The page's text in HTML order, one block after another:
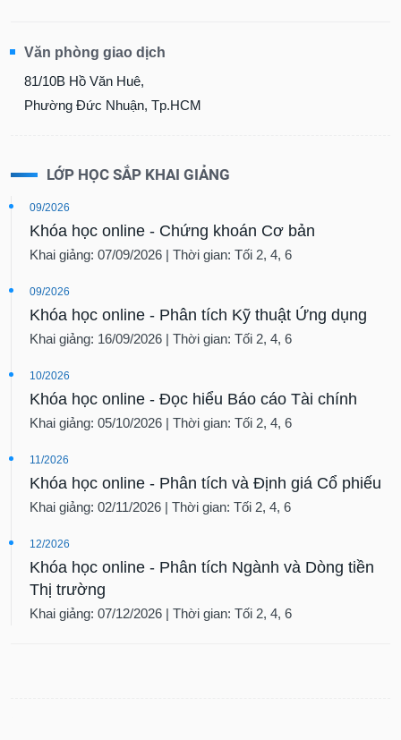
Văn phòng giao dịch
81/10B Hồ Văn Huê,
Phường Đức Nhuận, Tp.HCM
LỚP HỌC SẮP KHAI GIẢNG
09/2026
Khóa học online - Chứng khoán Cơ bản
Khai giảng: 07/09/2026 | Thời gian: Tối 2, 4, 6
09/2026
Khóa học online - Phân tích Kỹ thuật Ứng dụng
Khai giảng: 16/09/2026 | Thời gian: Tối 2, 4, 6
10/2026
Khóa học online - Đọc hiểu Báo cáo Tài chính
Khai giảng: 05/10/2026 | Thời gian: Tối 2, 4, 6
11/2026
Khóa học online - Phân tích và Định giá Cổ phiếu
Khai giảng: 02/11/2026 | Thời gian: Tối 2, 4, 6
12/2026
Khóa học online - Phân tích Ngành và Dòng tiền
Thị trường
Khai giảng: 07/12/2026 | Thời gian: Tối 2, 4, 6